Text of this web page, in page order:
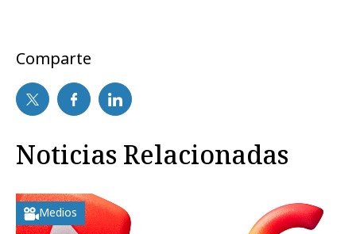
Comparte
Noticias Relacionadas
Medios